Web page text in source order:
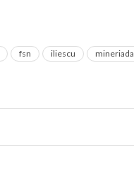
fsn iliescu mineriada